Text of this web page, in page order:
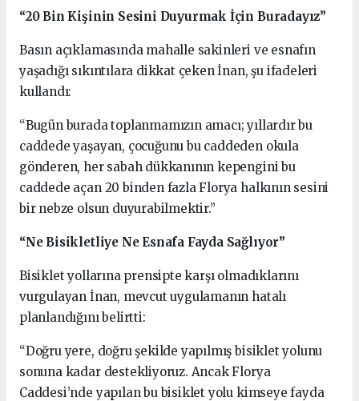
“20 Bin Kişinin Sesini Duyurmak İçin Buradayız”
Basın açıklamasında mahalle sakinleri ve esnafın
yaşadığı sıkıntılara dikkat çeken İnan, şu ifadeleri
kullandı:
“Bugün burada toplanmamızın amacı; yıllardır bu
caddede yaşayan, çocuğunu bu caddeden okula
gönderen, her sabah dükkanının kepengini bu
caddede açan 20 binden fazla Florya halkının sesini
bir nebze olsun duyurabilmektir.”
“Ne Bisikletliye Ne Esnafa Fayda Sağlıyor”
Bisiklet yollarına prensipte karşı olmadıklarını
vurgulayan İnan, mevcut uygulamanın hatalı
planlandığını belirtti:
“Doğru yere, doğru şekilde yapılmış bisiklet yolunu
sonuna kadar destekliyoruz. Ancak Florya
Caddesi’nde yapılan bu bisiklet yolu kimseye fayda